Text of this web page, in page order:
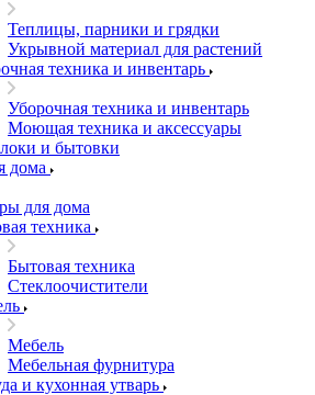
Теплицы, парники и грядки
Укрывной материал для растений
техника и инвентарь
Уборочная техника и инвентарь
Моющая техника и аксессуары
и бытовки
дома
для дома
техника
Бытовая техника
Стеклоочистители
Мебель
Мебельная фурнитура
и кухонная утварь